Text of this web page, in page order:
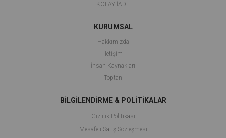
KOLAY İADE
KURUMSAL
Hakkımızda
İletişim
İnsan Kaynakları
Toptan
BİLGİLENDİRME & POLİTİKALAR
Gizlilik Politikası
Mesafeli Satış Sözleşmesi